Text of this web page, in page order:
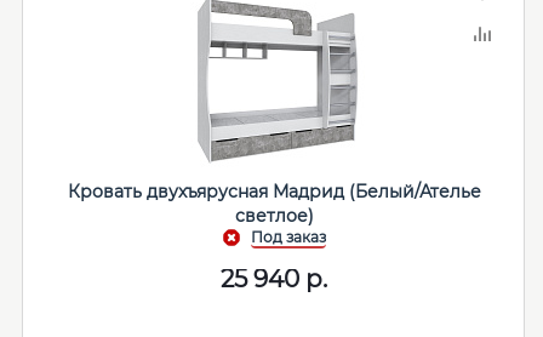
Кровать двухъярусная Мадрид (Белый/Ателье
светлое)
25 940 р.